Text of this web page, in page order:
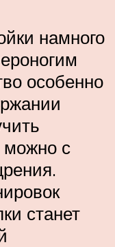
намного
особенно
можно с
станет